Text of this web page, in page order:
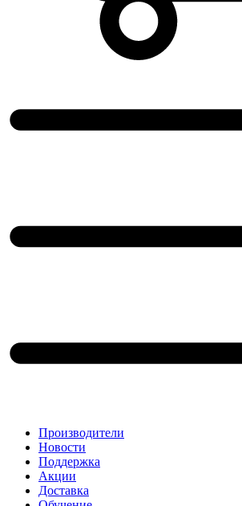
Производители
Новости
Поддержка
Акции
Доставка